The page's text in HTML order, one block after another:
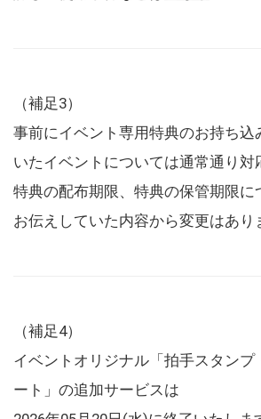
（補足3）
事前にイベント専用特典のお持ち込
いたイベントについては通常通り対
特典の配布期限、特典の保管期限に
お伝えしていた内容から変更はあり
（補足4）
イベントオリジナル「拍手スタンプ
ート」の追加サービスは